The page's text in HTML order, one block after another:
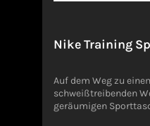
Nike Training
Auf dem Weg zu
schweißtreibenden
geräumigen